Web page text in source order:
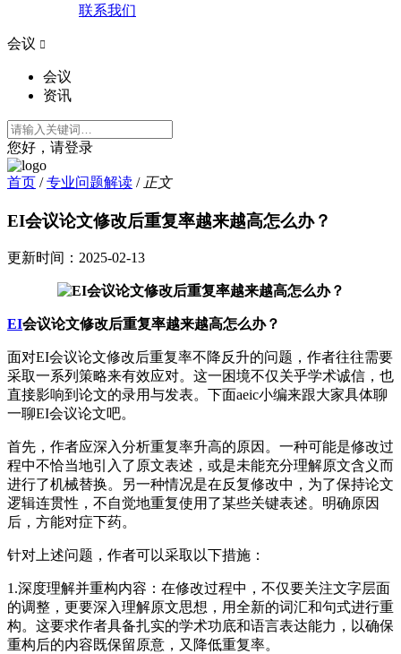
联系我们
会议 
会议
资讯
您好，请登录
首页 / 专业问题解读 / 正文
EI会议论文修改后重复率越来越高怎么办？
更新时间： 2025-02-13
EI会议论文修改后重复率越来越高怎么办？
面对EI会议论文修改后重复率不降反升的问题，作者往往需要
采取一系列策略来有效应对。这一困境不仅关乎学术诚信，也
直接影响到论文的录用与发表。下面aeic小编来跟大家具体聊
一聊EI会议论文吧。
首先，作者应深入分析重复率升高的原因。一种可能是修改过
程中不恰当地引入了原文表述，或是未能充分理解原文含义而
进行了机械替换。另一种情况是在反复修改中，为了保持论文
逻辑连贯性，不自觉地重复使用了某些关键表述。明确原因
后，方能对症下药。
针对上述问题，作者可以采取以下措施：
1.深度理解并重构内容：在修改过程中，不仅要关注文字层面
的调整，更要深入理解原文思想，用全新的词汇和句式进行重
构。这要求作者具备扎实的学术功底和语言表达能力，以确保
重构后的内容既保留原意，又降低重复率。